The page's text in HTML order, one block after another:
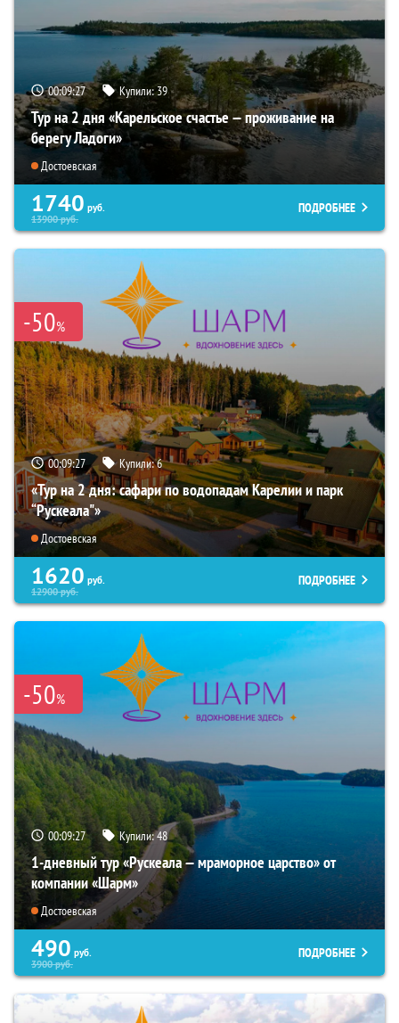
00:09:26 Купили:39
Тур на 2 дня «Карельское счастье — проживание на
берегу Ладоги»
Достоевская
1740 руб.
13900руб.
ПОДРОБНЕЕ
-50%
00:09:26 Купили:6
«Тур на 2 дня: сафари по водопадам Карелии и парк
“Рускеала"»
Достоевская
1620 руб.
12900руб.
ПОДРОБНЕЕ
-50%
00:09:26 Купили:48
1-дневный тур «Рускеала — мраморное царство» от
компании «Шарм»
Достоевская
490 руб.
3900руб.
ПОДРОБНЕЕ